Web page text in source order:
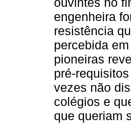
engenheira
resistência
percebida
pioneiras
pré-
vezes não
colégios e
que queriam